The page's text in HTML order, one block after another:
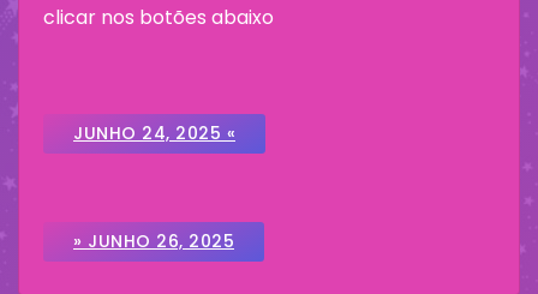
clicar nos botões abaixo
JUNHO 24, 2025 «
» JUNHO 26, 2025